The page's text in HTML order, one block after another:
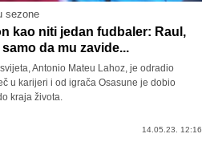
sezone
kao niti jedan fudbaler: Raul,
da mu zavide...
Antonio Mateu Lahoz, je odradio
u karijeri i od igrača Osasune je dobio
kraja života.
14.05.23. 12:16